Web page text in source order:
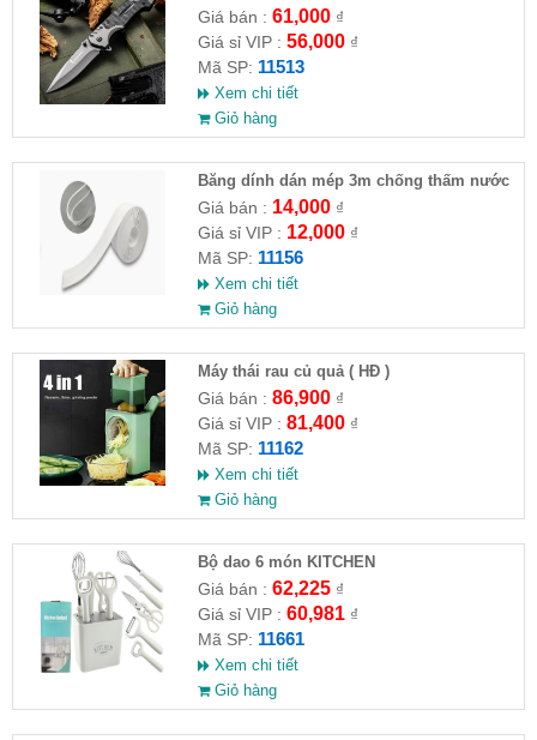
Giá bán : 61,000₫
Giá sỉ VIP : 56,000₫
Mã SP: 11513
Xem chi tiết
Giỏ hàng
Băng dính dán mép 3m chống thấm nước
Giá bán : 14,000₫
Giá sỉ VIP : 12,000₫
Mã SP: 11156
Xem chi tiết
Giỏ hàng
Máy thái rau củ quả ( HĐ )
Giá bán : 86,900₫
Giá sỉ VIP : 81,400₫
Mã SP: 11162
Xem chi tiết
Giỏ hàng
Bộ dao 6 món KITCHEN
Giá bán : 62,225₫
Giá sỉ VIP : 60,981₫
Mã SP: 11661
Xem chi tiết
Giỏ hàng